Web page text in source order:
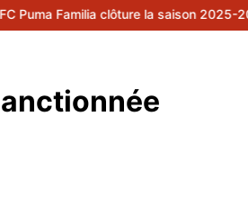
clôture la saison 2025-2026 par une